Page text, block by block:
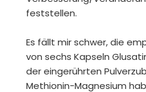
feststellen.
Es fällt mir schwer, die
von sechs Kapseln
der eingerührten
Methionin-Magnesium